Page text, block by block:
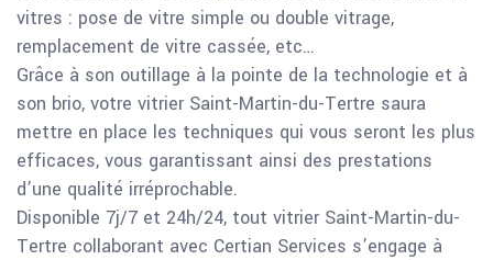
vitres : pose de vitre simple ou double vitrage,
remplacement de vitre cassée, etc…
Grâce à son outillage à la pointe de la technologie et à
son brio, votre vitrier Saint-Martin-du-Tertre saura
mettre en place les techniques qui vous seront les plus
efficaces, vous garantissant ainsi des prestations
d’une qualité irréprochable.
Disponible 7j/7 et 24h/24, tout vitrier Saint-Martin-du-
Tertre collaborant avec Certian Services s’engage à